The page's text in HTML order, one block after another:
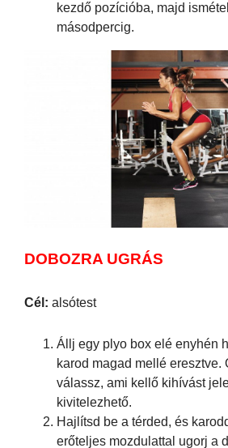
kezdő pozícióba, majd
másodpercig.
DOBOZRA UGRÁS
Cél: alsótest
Állj egy plyo box elé enyhén
karod magad mellé eresztve.
válassz, ami kellő kihívást
kivitelezhető.
Hajlítsd be a térded, és
erőteljes mozdulattal ugorj a